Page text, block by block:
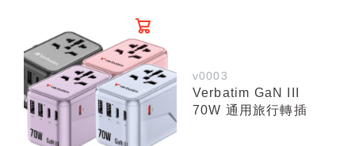
v0003
Verbatim GaN III
70W 通用旅行轉插